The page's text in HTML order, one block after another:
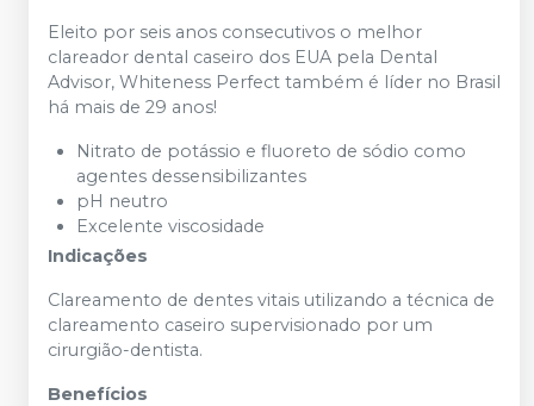
Eleito por seis anos consecutivos o melhor
clareador dental caseiro dos EUA pela Dental
Advisor, Whiteness Perfect também é líder no Brasil
há mais de 29 anos!
Nitrato de potássio e fluoreto de sódio como
agentes dessensibilizantes
pH neutro
Excelente viscosidade
Indicações
Clareamento de dentes vitais utilizando a técnica de
clareamento caseiro supervisionado por um
cirurgião-dentista.
Benefícios